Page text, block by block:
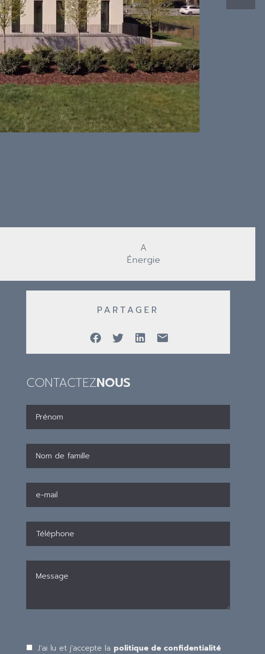
A
Énergie
PARTAGER
CONTACTEZNOUS
J’ai lu et j'accepte la politique de confidentialité